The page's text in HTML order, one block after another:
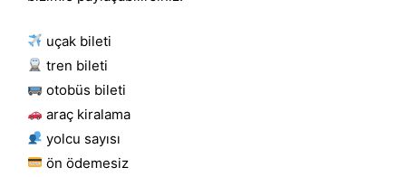
uçak bileti
tren bileti
otobüs bileti
araç kiralama
yolcu sayısı
ön ödemesiz